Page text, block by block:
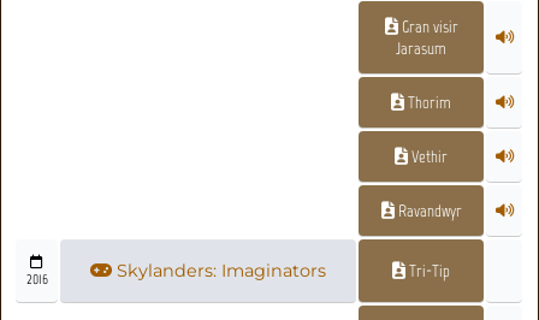
Gran visir
Jarasum
Thorim
Vethir
Ravandwyr
2016 Skylanders: Imaginators Tri-Tip